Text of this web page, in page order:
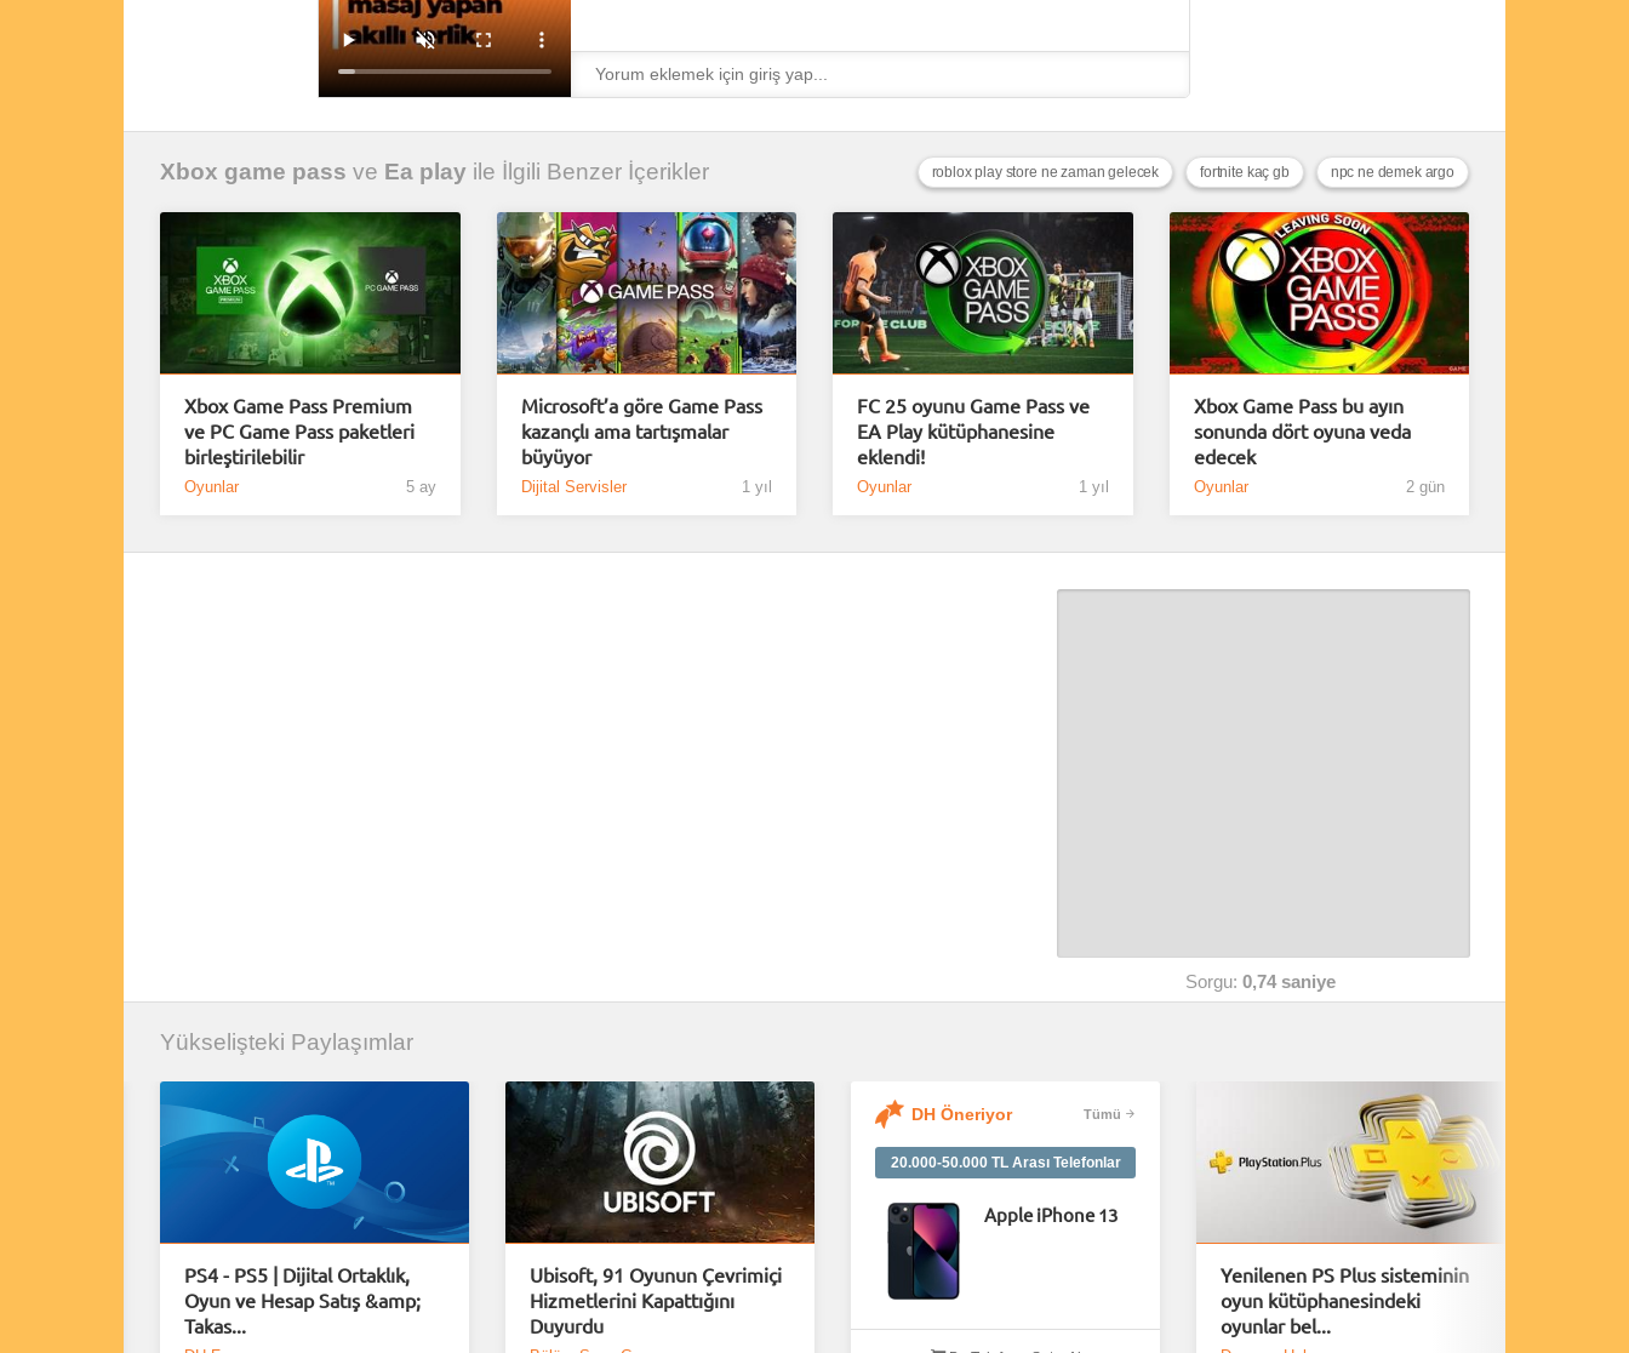
Xbox game pass ve Ea play ile İlgili Benzer İçerikler npc ne demek argo
fortnite kaç gb
roblox play store ne zaman gelecek
Xbox Game Pass Premium
ve PC Game Pass paketleri
birleştirilebilir
Oyunlar 5 ay
Microsoft’a göre Game Pass
kazançlı ama tartışmalar
büyüyor
Dijital Servisler 1 yıl
FC 25 oyunu Game Pass ve
EA Play kütüphanesine
eklendi!
Oyunlar 1 yıl
Xbox Game Pass bu ayın
sonunda dört oyuna veda
edecek
Oyunlar 2 gün
Sorgu: 0,74 saniye
Yükselişteki Paylaşımlar
PS4 - PS5 | Dijital Ortaklık,
Oyun ve Hesap Satış &amp;
Takas...
Ubisoft, 91 Oyunun Çevrimiçi
Hizmetlerini Kapattığını
Duyurdu
DH Öneriyor Tümü
20.000-50.000 TL Arası Telefonlar
Apple iPhone 13
Yenilenen PS Plus sisteminin
oyun kütüphanesindeki
oyunlar bel...